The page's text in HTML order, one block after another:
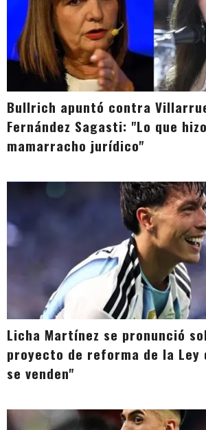
Bullrich apuntó contra
Fernández Sagasti: "Lo que
mamarracho jurídico"
Licha Martínez se pronunció
proyecto de reforma de la Ley
se venden"